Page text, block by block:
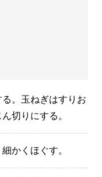
。玉ねぎはすりお
切りにする。
かくほぐす。